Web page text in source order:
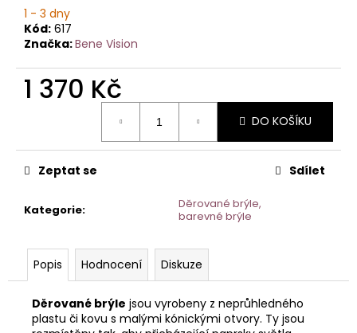
1 - 3 dny
Kód: 617
Značka:Bene Vision
1 370 Kč
DO KOŠÍKU
Kategorie:
Děrované brýle,
barevné brýle
Zeptat se Sdílet
Popis Hodnocení Diskuze
Děrované brýle jsou vyrobeny z neprůhledného
plastu či kovu s malými kónickými otvory. Ty jsou
u
č
j